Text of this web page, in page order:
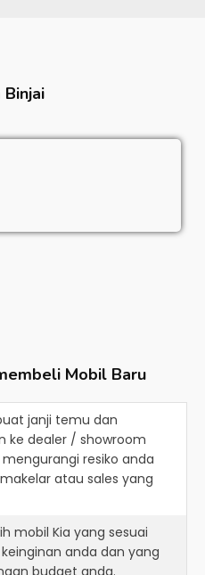
Binjai
Mobil Baru
janji temu dan
ke dealer / showroom
resiko anda
atau sales yang
mobil Kia yang sesuai
anda dan yang
budget anda.